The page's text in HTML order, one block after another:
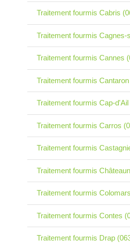
Traitement fourmis Cabris
Traitement fourmis Cagnes-
Traitement fourmis Cannes
Traitement fourmis
Traitement fourmis Cap-d'Ail
Traitement fourmis Carros
Traitement fourmis
Traitement fourmis
Traitement fourmis
Traitement fourmis Contes
Traitement fourmis Drap